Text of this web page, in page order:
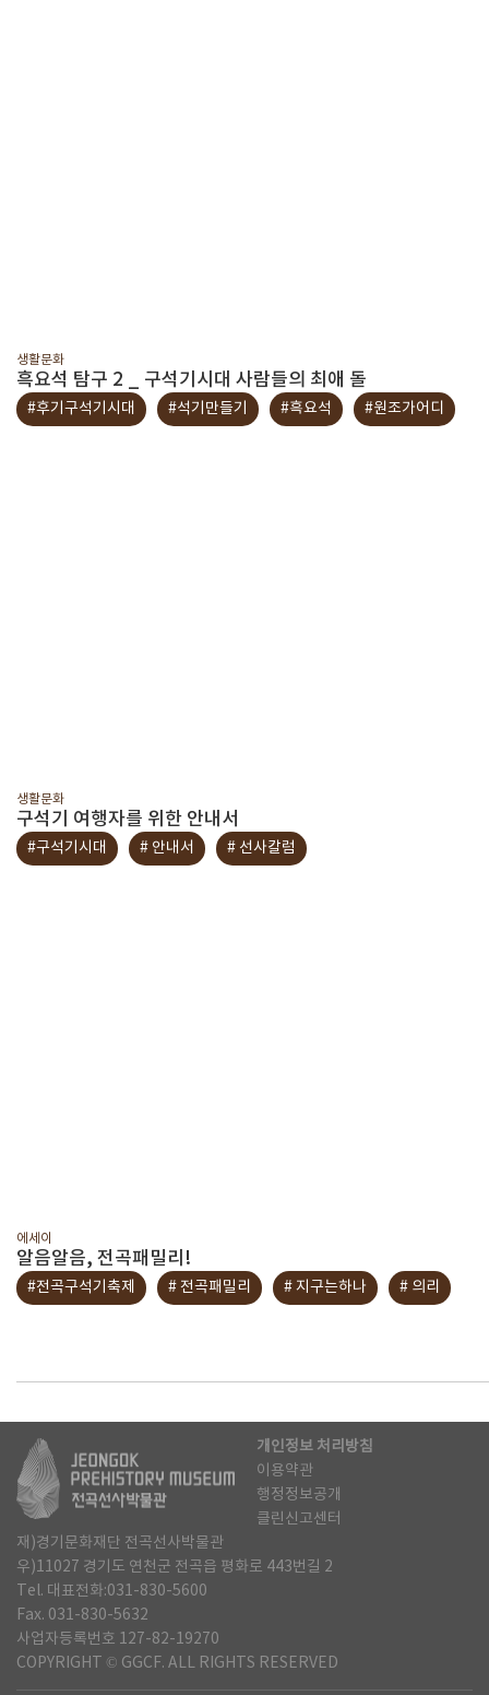
생활문화
흑요석 탐구 2 _ 구석기시대 사람들의 최애 돌
#후기구석기시대 #석기만들기 #흑요석 #원조가어디
생활문화
구석기 여행자를 위한 안내서
#구석기시대 # 안내서 # 선사칼럼
에세이
알음알음, 전곡패밀리!
#전곡구석기축제 # 전곡패밀리 # 지구는하나 # 의리
개인정보 처리방침
이용약관
행정정보공개
클린신고센터
재)경기문화재단 전곡선사박물관
우)11027 경기도 연천군 전곡읍 평화로 443번길 2
Tel. 대표전화:031-830-5600
Fax. 031-830-5632
사업자등록번호 127-82-19270
COPYRIGHT © GGCF. ALL RIGHTS RESERVED